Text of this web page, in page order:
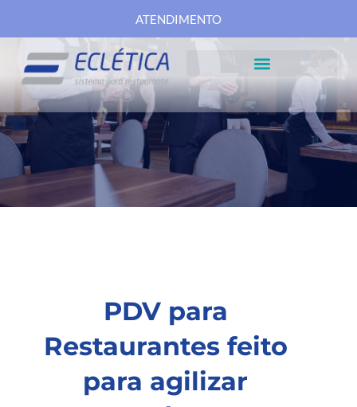
ATENDIMENTO
PDV para
Restaurantes feito
para agilizar